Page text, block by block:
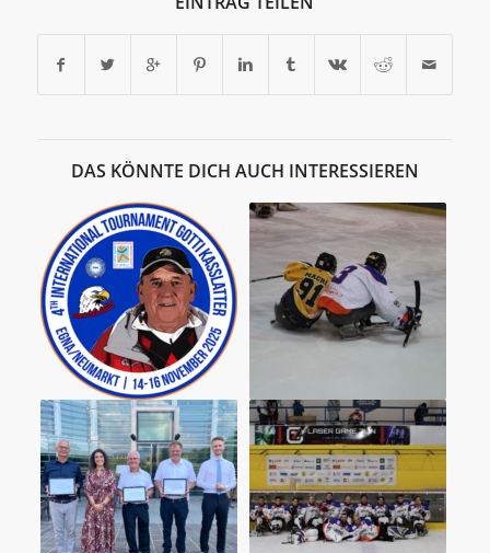
DAS KÖNNTE DICH AUCH INTERESSIEREN